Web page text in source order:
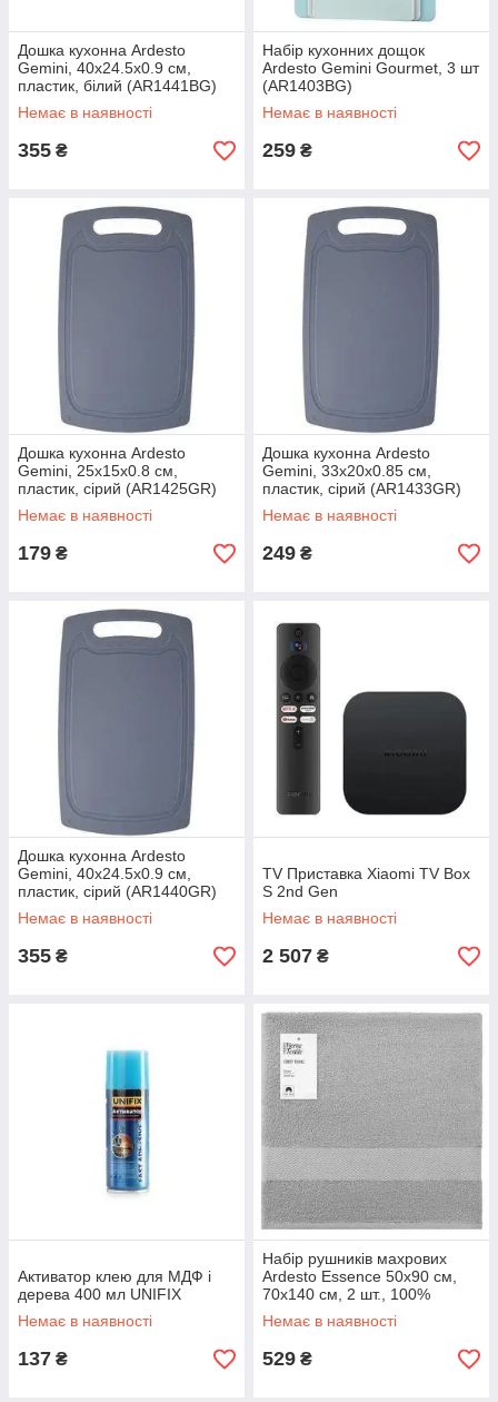
Дошка кухонна Ardesto
Gemini, 40х24.5х0.9 см,
пластик, білий (AR1441BG)
Немає в наявності
355 ₴
Набір кухонних дощок
Ardesto Gemini Gourmet, 3 шт
(AR1403BG)
Немає в наявності
259 ₴
Дошка кухонна Ardesto
Gemini, 25х15х0.8 см,
пластик, сірий (AR1425GR)
Немає в наявності
179 ₴
Дошка кухонна Ardesto
Gemini, 33х20х0.85 см,
пластик, сірий (AR1433GR)
Немає в наявності
249 ₴
Дошка кухонна Ardesto
Gemini, 40х24.5х0.9 см,
пластик, сірий (AR1440GR)
Немає в наявності
355 ₴
TV Приставка Xiaomi TV Box
S 2nd Gen
Немає в наявності
2 507 ₴
Активатор клею для МДФ і
дерева 400 мл UNIFIX
Немає в наявності
137 ₴
Набір рушників махрових
Ardesto Essence 50х90 см,
70х140 см, 2 шт., 100%
бавовна, сірий
Немає в наявності
529 ₴